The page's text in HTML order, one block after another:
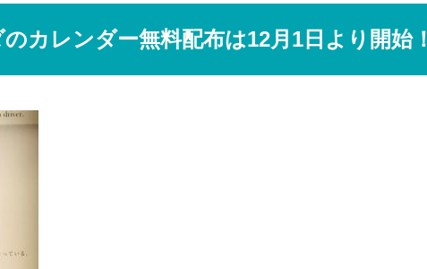
のカレンダー無料配布は12月1日より開始！